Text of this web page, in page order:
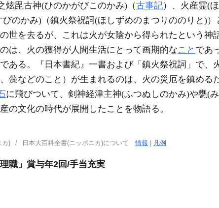
炫毘古神(ひのかがびこのかみ)（古事記）、火産霊(
びのかみ)（鎮火祭祝詞(ほしずめのまつりののりと)）
世を去るが、これは火が女陰から得られたという神
は、火の獲得が人間生活にとって画期的なこと であ
ある。『日本書紀』一書および「鎮火祭祝詞」で、
藻などのこと）が生まれるのは、火の災厄を鎮める
に飛びついて、剣神経津主神(ふつぬしのかみ)や甕(
の文化の時代が展開したことを物語る。
カ) 日本大百科全書(ニッポニカ)について情報 凡例
職」賞与年2回/手当充実